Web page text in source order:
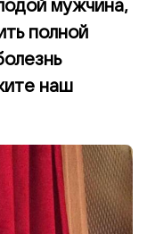
мужчина,
полной
наш